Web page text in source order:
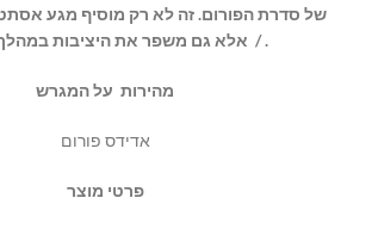
של סדרת הפורום. זה לא רק מוסיף מגע אסתטי
אלא גם משפר את היציבות במהלך תנועות / .
מהירות על המגרש
אדידס פורום
פרטי מוצר